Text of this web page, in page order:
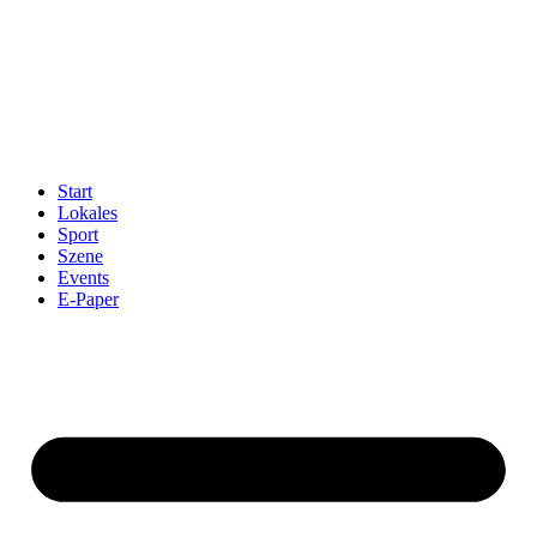
Start
Lokales
Sport
Szene
Events
E-Paper